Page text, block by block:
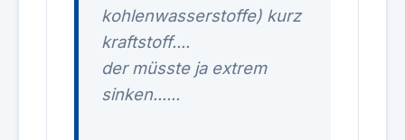
kohlenwasserstoffe) kurz
kraftstoff....
der müsste ja extrem
sinken......